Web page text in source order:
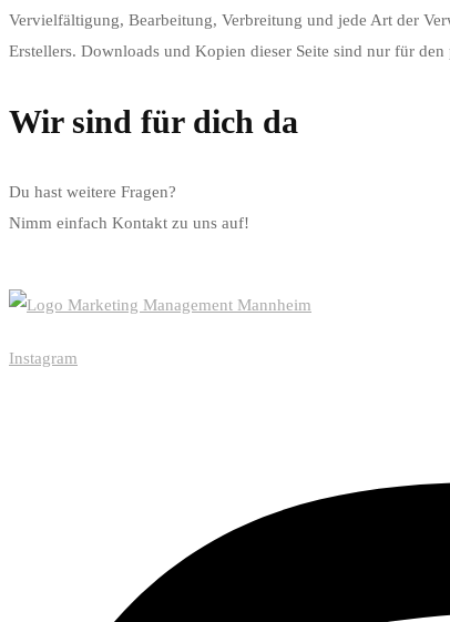
Vervielfältigung, Bearbeitung, Verbreitung und jede Art der
Erstellers. Downloads und Kopien dieser Seite sind nur für
Wir sind für dich da
Du hast weitere Fragen?
Nimm einfach Kontakt zu uns auf!
Instagram